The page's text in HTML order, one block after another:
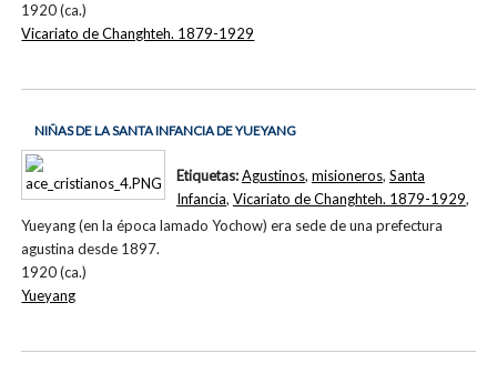
1920 (ca.)
Vicariato de Changhteh. 1879-1929
NIÑAS DE LA SANTA INFANCIA DE YUEYANG
Yueyang (en la época lamado Yochow) era sede de una prefectura
agustina desde 1897.
1920 (ca.)
Etiquetas:Agustinos, misioneros, Santa
Infancia, Vicariato de Changhteh. 1879-1929,
Yueyang